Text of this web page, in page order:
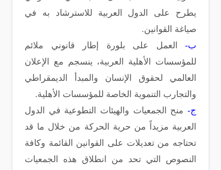
يطرح على الدول العربية للاسترشاد به في
صياغة القوانين.
ب- العمل على بلورة إطار قانوني ملائم
للمؤسسات الأهلية العربية، ينسجم مع الإعلان
العالمي لحقوق الإنسان والمبدأ الديمقراطي
والتجارب التنموية الخاصة للمؤسسات الأهلية.
ج- منح الجمعيات والهيئات التطوعية في الدول
العربية مزيداً من حرية الحركة من خلال ما قد
تحتاجه من تعديلات على القوانين القائمة وكافة
النصوص التي تحد من انطلاق هذه الجمعيات